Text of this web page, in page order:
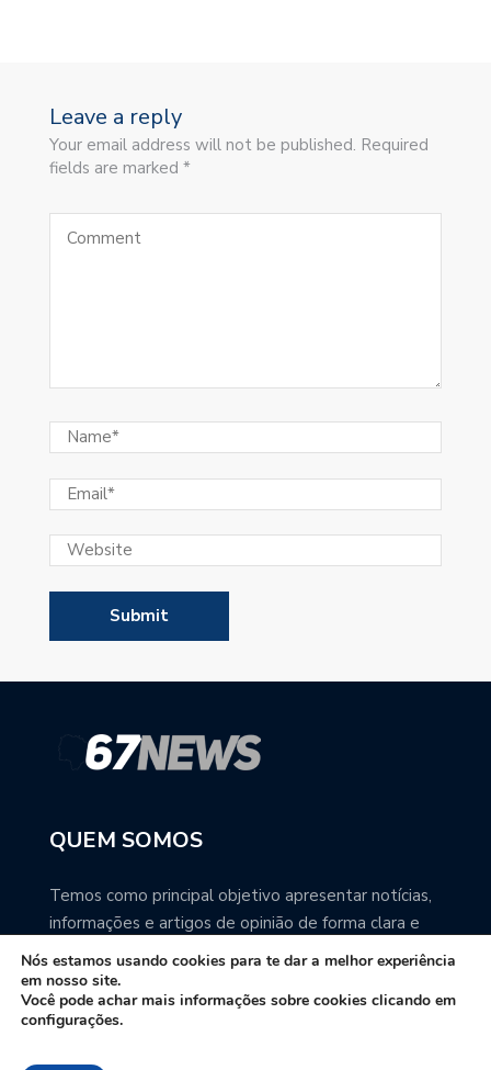
Leave a reply
Your email address will not be published. Required
fields are marked *
QUEM SOMOS
Temos como principal objetivo apresentar notícias,
informações e artigos de opinião de forma clara e
precisa. Você pode ter a total certeza que o
67NEWS é uma excelente fonte de informação
sobre Mato Grosso do Sul.
Nós estamos usando cookies para te dar a melhor experiência
em nosso site.
Você pode achar mais informações sobre cookies clicando em
configurações.